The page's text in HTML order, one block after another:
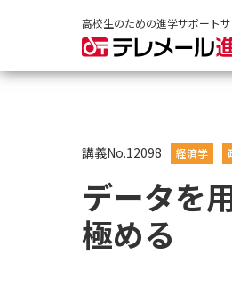
高校生のための進学サポート
講義No.12098 経済学
データを
極める